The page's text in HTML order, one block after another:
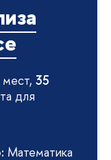
35
для
Математика